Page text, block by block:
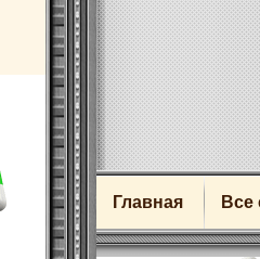
Главная Все